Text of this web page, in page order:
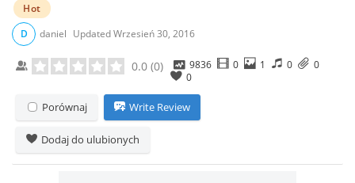
Hot
D
daniel UpdatedWrzesień 30, 2016
0.0 (0) 9836 0 1 0
0
0
Porównaj Write Review
Dodaj do ulubionych